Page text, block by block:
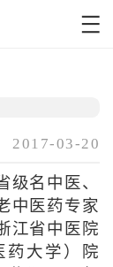
2017-03-20
名中医、
中医药专家
江省中医院
药大学）院